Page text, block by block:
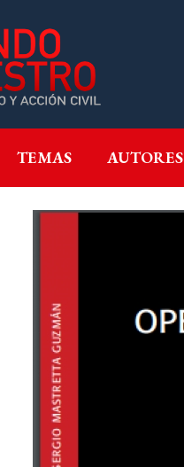
TEMAS AUTORES
SECCIONES